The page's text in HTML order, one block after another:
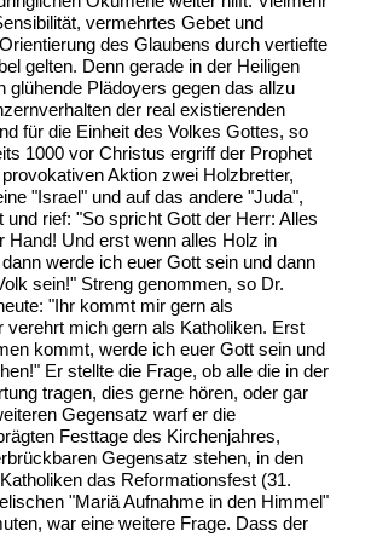
vermehrtes Gebet und
des Glaubens durch vertiefte
gelten. Denn gerade in der Heiligen
glühende Plädoyers gegen das allzu
der real existierenden
für die Einheit des Volkes Gottes, so
1000 vor Christus ergriff der Prophet
Aktion zwei Holzbretter,
"Israel" und auf das andere "Juda",
und rief: "So spricht Gott der Herr: Alles
Hand! Und erst wenn alles Holz in
werde ich euer Gott sein und dann
sein!" Streng genommen, so Dr.
"Ihr kommt mir gern als
verehrt mich gern als Katholiken. Erst
kommt, werde ich euer Gott sein und
Er stellte die Frage, ob alle die in der
tragen, dies gerne hören, oder gar
Gegensatz warf er die
Festtage des Kirchenjahres,
Gegensatz stehen, in den
das Reformationsfest (31.
"Mariä Aufnahme in den Himmel"
war eine weitere Frage. Dass der